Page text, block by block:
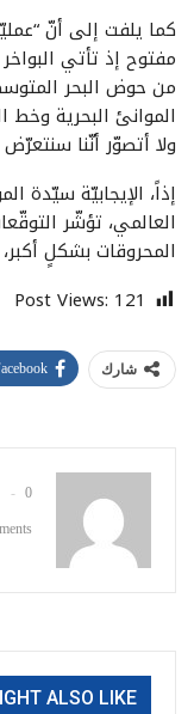
كما يلفت إلى أنّ
مفتوح إذ تأتي
من حوض البحر
الموانئ البحرية وخط
ولا أتصوّر أنّنا
إذاً، الإيجابيّة
العالمي، تؤشّر
المحروقات بشكلٍ
Post Views: 121
شارك
0
ALSO LIKE